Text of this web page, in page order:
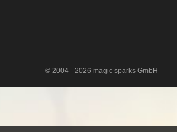
© 2004 - 2026 magic sparks GmbH